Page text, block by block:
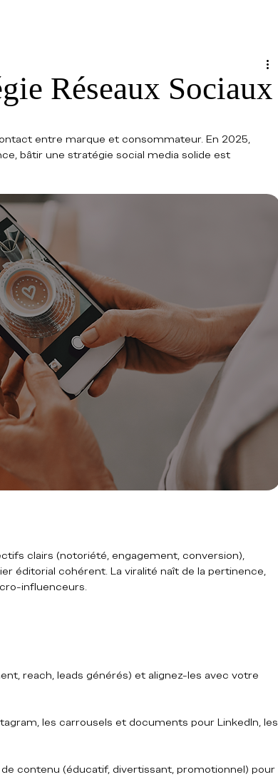
Réseaux Sociaux
entre marque et consommateur. En 2025,
bâtir une stratégie social media solide est
clairs (notoriété, engagement, conversion),
éditorial cohérent. La viralité naît de la pertinence,
influenceurs.
reach, leads générés) et alignez-les avec votre
les carrousels et documents pour LinkedIn, les
contenu (éducatif, divertissant, promotionnel) pour